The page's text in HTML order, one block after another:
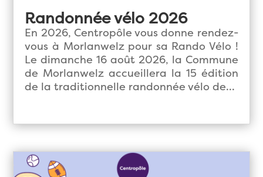
Randonnée vélo 2026
En 2026, Centropôle vous donne rendez-
vous à Morlanwelz pour sa Rando Vélo !
Le dimanche 16 août 2026, la Commune
de Morlanwelz accueillera la 15 édition
de la traditionnelle randonnée vélo de...